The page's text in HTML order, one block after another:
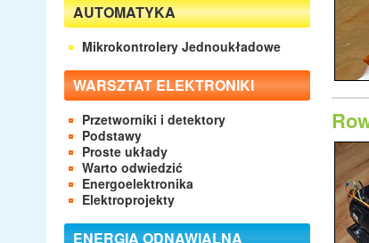
AUTOMATYKA
Mikrokontrolery Jednoukładowe
WARSZTAT ELEKTRONIKI
Przetworniki i detektory
Podstawy
Proste układy
Warto odwiedzić
Energoelektronika
Elektroprojekty
ENERGIA ODNAWIALNA